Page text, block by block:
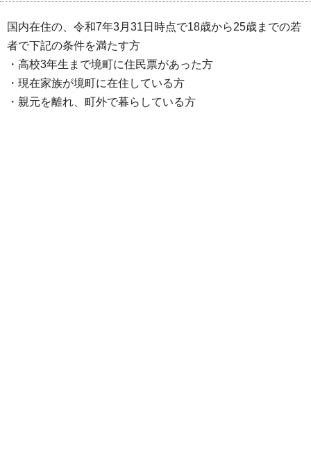
国内在住の、令和7年3月31日時点で18歳から25歳までの若
者で下記の条件を満たす方
・高校3年生まで境町に住民票があった方
・現在家族が境町に在住している方
・親元を離れ、町外で暮らしている方